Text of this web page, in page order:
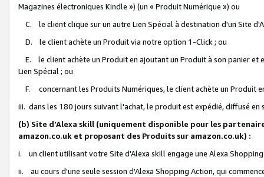
Magazines électroniques Kindle ») (un « Produit Numérique ») ou
C. le client clique sur un autre Lien Spécial à destination d'un Site
D. le client achète un Produit via notre option 1-Click ; ou
E. le client achète un Produit en ajoutant un Produit à son panier et
Lien Spécial ; ou
F. concernant les Produits Numériques, le client achète un Produit
iii. dans les 180 jours suivant l'achat, le produit est expédié, diffusé
(b) Site d'Alexa skill (uniquement disponible pour les
amazon.co.uk et proposant des Produits sur amazon.co.uk) :
i. un client utilisant votre Site d'Alexa skill engage une Alexa
ii. au cours d'une seule session d'Alexa Shopping Action, qui